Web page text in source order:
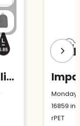
Impact AWARE™ RPET lightweight backpack
Monday
16859 in
rPET